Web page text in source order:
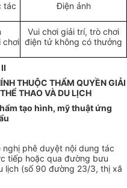
tác
Điện ảnh
chơi
Vui chơi giải trí, trò chơi
điện tử không có thưởng
THUỘC THẨM QUYỀN GIẢI
Ể THAO VÀ DU LỊCH
tạo hình, mỹ thuật ứng
u
phê duyệt nội dung tác
tiếp hoặc qua đường bưu
lịch (số 90 đường 23/3, thị xã